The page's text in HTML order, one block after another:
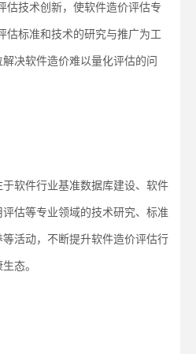
技术创新，使软件造价评估专
估标准和技术的研究与推广为工
决软件造价难以量化评估的问
软件行业基准数据库建设、软件
估等专业领域的技术研究、标准
活动，不断提升软件造价评估行
态。